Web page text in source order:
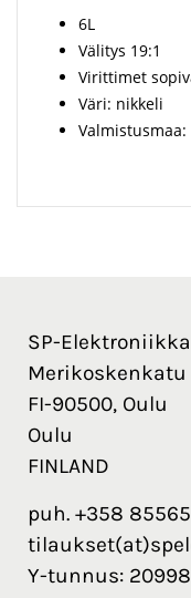
6L
Välitys 19:1
Virittimet
Väri: nikkeli
Valmistusmaa:
SP-Elektroniikka
Merikoskenkatu
FI-90500, Oulu
Oulu
FINLAND
puh. +358
Y-tunnus: